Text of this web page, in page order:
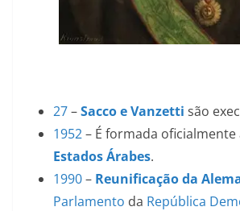
27–Sacco e Vanzetti são
1952– É formada oficialmente
Estados Árabes.
1990– Reunificação da
Parlamento da República